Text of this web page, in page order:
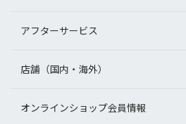
アフターサービス
店舗（国内・海外）
オンラインショップ会員情報